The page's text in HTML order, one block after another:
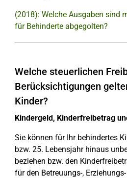
(2018): Welche Ausgaben sind
für Behinderte abgegolten?
Welche steuerlichen
Berücksichtigungen
Kinder?
Kindergeld, Kinderfreibetrag
Sie können für Ihr behindertes
bzw. 25. Lebensjahr hinaus
beziehen bzw. den
für den Betreuungs-,